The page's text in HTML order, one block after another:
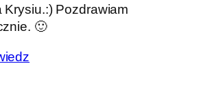
Krysiu.:) Pozdrawiam
🙂